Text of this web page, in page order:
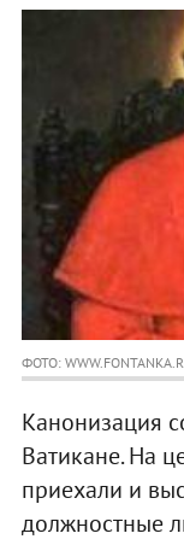
ФОТО:
Канонизация
Ватикане. На
приехали и
должностные